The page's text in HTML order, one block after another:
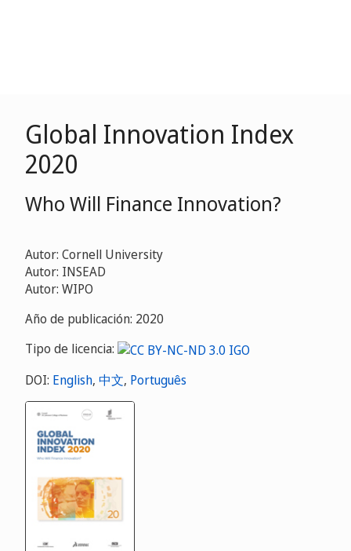
Global Innovation Index
2020
Who Will Finance Innovation?
Autor: Cornell University
Autor: INSEAD
Autor: WIPO
Año de publicación: 2020
Tipo de licencia:
DOI: English, 中文, Português